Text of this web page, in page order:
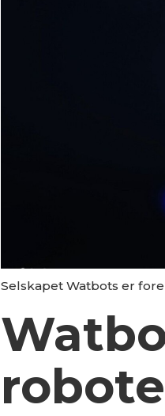
Selskapet Watbots er